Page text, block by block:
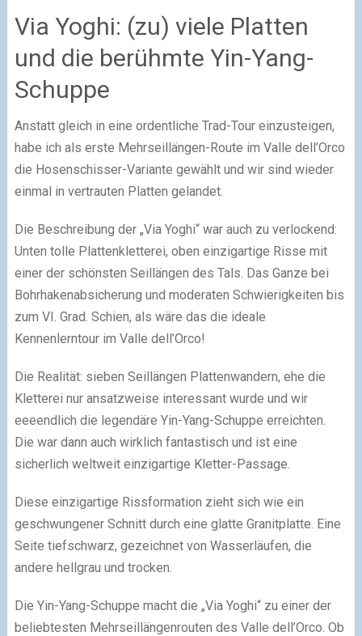
Via Yoghi: (zu) viele Platten
und die berühmte Yin-Yang-
Schuppe
Anstatt gleich in eine ordentliche Trad-Tour einzusteigen,
habe ich als erste Mehrseillängen-Route im Valle dell’Orco
die Hosenschisser-Variante gewählt und wir sind wieder
einmal in vertrauten Platten gelandet.
Die Beschreibung der „Via Yoghi“ war auch zu verlockend:
Unten tolle Plattenkletterei, oben einzigartige Risse mit
einer der schönsten Seillängen des Tals. Das Ganze bei
Bohrhakenabsicherung und moderaten Schwierigkeiten bis
zum VI. Grad. Schien, als wäre das die ideale
Kennenlerntour im Valle dell’Orco!
Die Realität: sieben Seillängen Plattenwandern, ehe die
Kletterei nur ansatzweise interessant wurde und wir
eeeendlich die legendäre Yin-Yang-Schuppe erreichten.
Die war dann auch wirklich fantastisch und ist eine
sicherlich weltweit einzigartige Kletter-Passage.
Diese einzigartige Rissformation zieht sich wie ein
geschwungener Schnitt durch eine glatte Granitplatte. Eine
Seite tiefschwarz, gezeichnet von Wasserläufen, die
andere hellgrau und trocken.
Die Yin-Yang-Schuppe macht die „Via Yoghi“ zu einer der
beliebtesten Mehrseillängenrouten des Valle dell’Orco. Ob